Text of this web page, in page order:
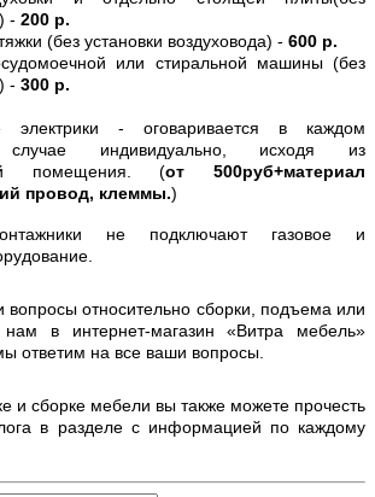
- 200 р.
(без установки воздуховода) - 600 р.
или стиральной машины (без
- 300 р.
электрики - оговаривается в каждом
случае индивидуально, исходя из
помещения. (от 500руб+материал
провод, клеммы.)
не подключают газовое и
вопросы относительно сборки, подъема или
нам в интернет-магазин «Витра мебель»
ответим на все ваши вопросы.
и сборке мебели вы также можете прочесть
в разделе с информацией по каждому